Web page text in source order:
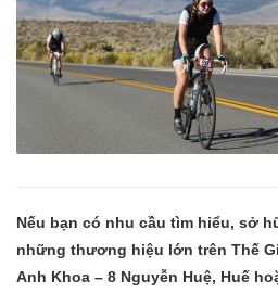
Nếu bạn có nhu cầu tìm hiểu, sở
những thương hiệu lớn trên Thế
Anh Khoa – 8 Nguyễn Huệ, Huế